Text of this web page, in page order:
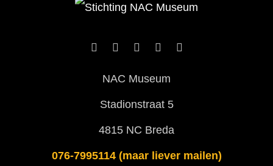
NAC Museum
Stadionstraat 5
4815 NC Breda
076-7995114 (maar liever mailen)